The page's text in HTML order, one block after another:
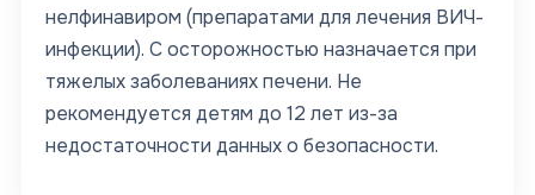
нелфинавиром (препаратами для лечения ВИЧ-
инфекции). С осторожностью назначается при
тяжелых заболеваниях печени. Не
рекомендуется детям до 12 лет из-за
недостаточности данных о безопасности.